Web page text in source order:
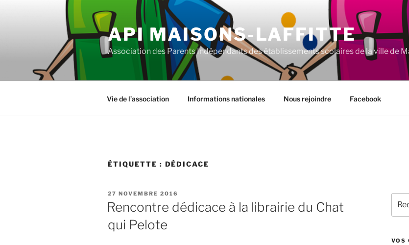
API MAISONS-LAFFITTE
Association des Parents Indépendants des établissements scolaires de la ville de
Vie de l’association Informations nationales Nous rejoindre Facebook
ÉTIQUETTE : DÉDICACE
PUBLIÉ
LE
27 NOVEMBRE 2016
Rencontre dédicace à la librairie du Chat
qui Pelote
pour
:
VOS